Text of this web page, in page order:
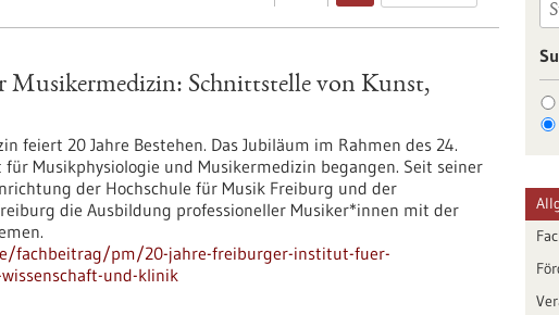
Musikermedizin: Schnittstelle von Kunst,
feiert 20 Jahre Bestehen. Das Jubiläum im Rahmen des 24.
Musikphysiologie und Musikermedizin begangen. Seit seiner
der Hochschule für Musik Freiburg und der
die Ausbildung professioneller Musiker*innen mit der
fachbeitrag/pm/20-jahre-freiburger-institut-fuer-
und-klinik